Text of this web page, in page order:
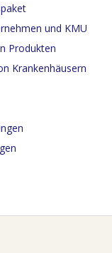
und KMU
Produkten
Krankenhäusern